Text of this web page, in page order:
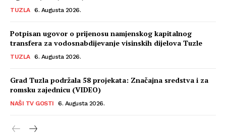
TUZLA 6. Augusta 2026.
Potpisan ugovor o prijenosu namjenskog kapitalnog
transfera za vodosnabdijevanje visinskih dijelova Tuzle
TUZLA 6. Augusta 2026.
Grad Tuzla podržala 58 projekata: Značajna sredstva i za
romsku zajednicu (VIDEO)
NAŠI TV GOSTI 6. Augusta 2026.